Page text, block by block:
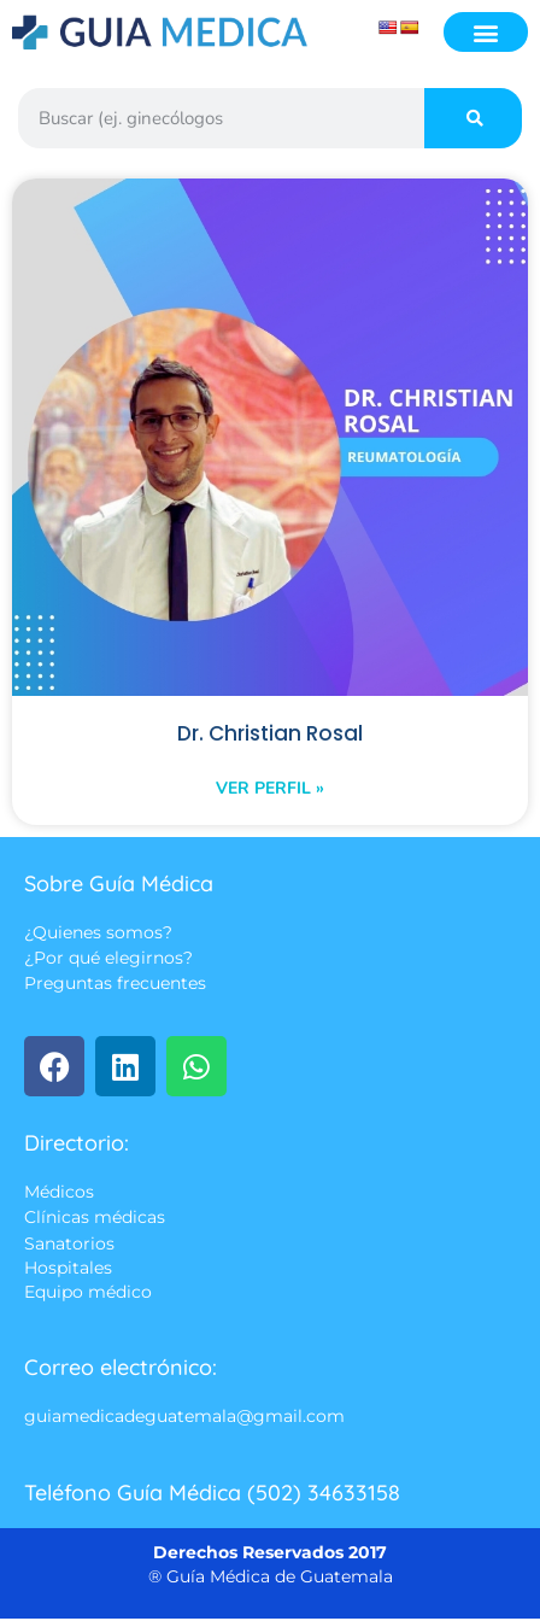
Dr. Christian Rosal
VER PERFIL »
Sobre Guía Médica
¿Quienes somos?
¿Por qué elegirnos?
Preguntas frecuentes
Directorio:
Médicos
Clínicas médicas
Sanatorios
Hospitales
Equipo médico
Correo electrónico:
guiamedicadeguatemala@gmail.com
Teléfono Guía Médica (502) 34633158
Derechos Reservados 2017
® Guía Médica de Guatemala